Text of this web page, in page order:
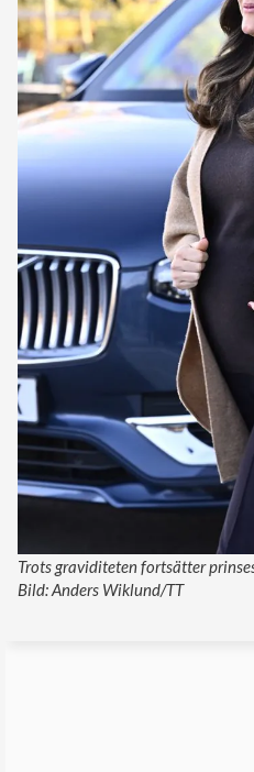
Trots graviditeten fortsätter
Bild: Anders Wiklund/TT